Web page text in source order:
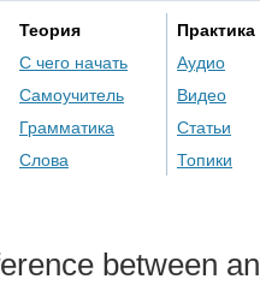
Теория
С чего начать
Самоучитель
Грамматика
Слова
Практика
Аудио
Видео
Статьи
Топики
between an